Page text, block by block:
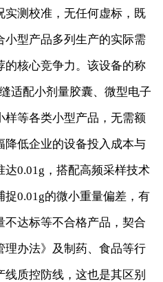
实测校准，无任何虚标，既
小型产品多列生产的实际需
的核心竞争力。该设备的称
适配小剂量胶囊、微型电子
样等各类小型产品，无需额
降低企业的设备投入成本与
0.01g，搭配高频采样技术
0.01g的微小重量偏差，有
达标等不合格产品，契合
理办法》及制药、食品等行
质控防线，这也是其区别